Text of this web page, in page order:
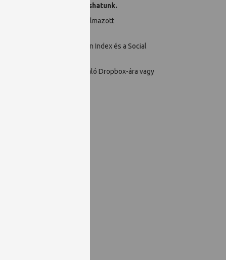
teljes szöveggel olvashatunk.
kapcsolatok; az alkalmazott
az orvos biológia is.
a Science Citation Index és a Social
el lehet küldeni a felhasználó Dropbox-ára vagy